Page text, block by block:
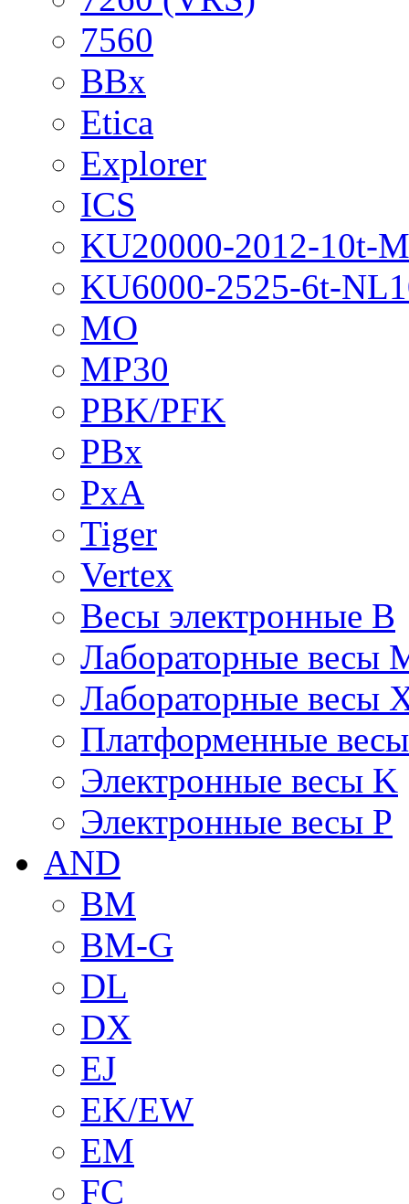
7560
BBx
Etica
Explorer
ICS
KU20000-2012-10t-
KU6000-2525-6t-
MO
MP30
PBK/PFK
PBx
PxA
Tiger
Vertex
Весы электронные B
Лабораторные весы
Лабораторные весы
Платформенные
Электронные весы K
Электронные весы P
AND
BM
BM-G
DL
DX
EJ
EK/EW
EM
FC